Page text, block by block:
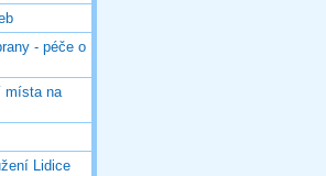
- péče o
místa na
Lidice